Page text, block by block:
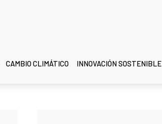
CAMBIO CLIMÁTICO INNOVACIÓN SOSTENIBLE